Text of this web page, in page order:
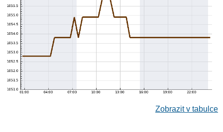
Zobrazit v tabulce